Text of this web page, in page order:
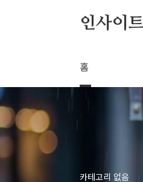
인사이
홈
카테고리 없음